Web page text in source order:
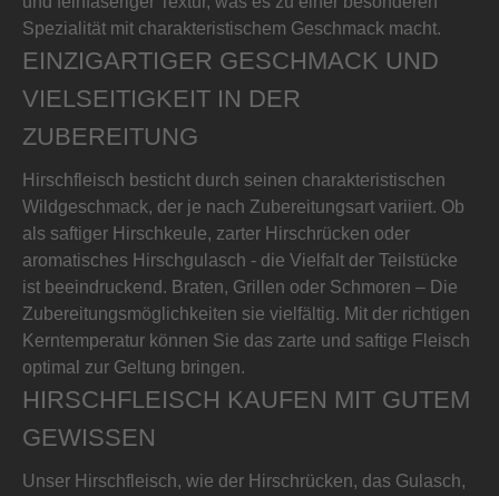
Spezialität mit charakteristischem Geschmack macht.
EINZIGARTIGER GESCHMACK UND
VIELSEITIGKEIT IN DER
ZUBEREITUNG
Hirschfleisch besticht durch seinen charakteristischen
Wildgeschmack, der je nach Zubereitungsart variiert. Ob
als saftiger Hirschkeule, zarter Hirschrücken oder
aromatisches Hirschgulasch - die Vielfalt der Teilstücke
ist beeindruckend. Braten, Grillen oder Schmoren – Die
Zubereitungsmöglichkeiten sie vielfältig. Mit der richtigen
Kerntemperatur können Sie das zarte und saftige Fleisch
optimal zur Geltung bringen.
HIRSCHFLEISCH KAUFEN MIT GUTEM
GEWISSEN
Unser Hirschfleisch, wie der Hirschrücken, das Gulasch,